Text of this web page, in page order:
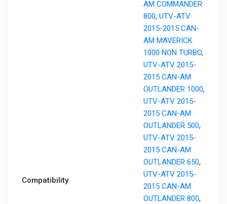
Compatibility
AM COMMANDER
800, UTV-ATV
2015-2015 CAN-
AM MAVERICK
1000 NON TURBO,
UTV-ATV 2015-
2015 CAN-AM
OUTLANDER 1000,
UTV-ATV 2015-
2015 CAN-AM
OUTLANDER 500,
UTV-ATV 2015-
2015 CAN-AM
OUTLANDER 650,
UTV-ATV 2015-
2015 CAN-AM
OUTLANDER 800,